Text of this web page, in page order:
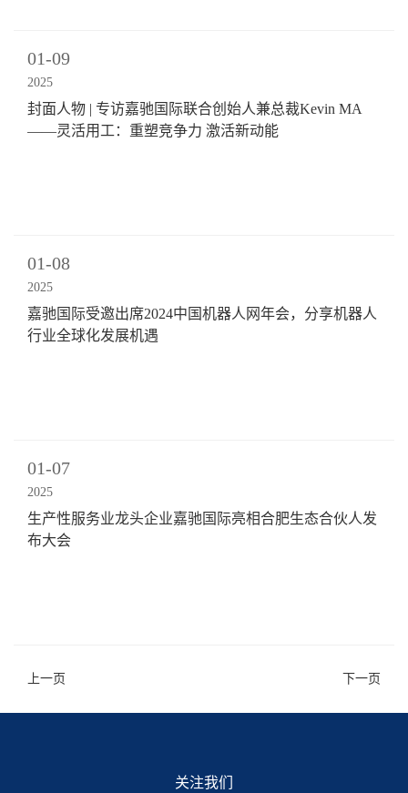
01-09
2025
封面人物 | 专访嘉驰国际联合创始人兼总裁Kevin MA
——灵活用工：重塑竞争力 激活新动能
01-08
2025
嘉驰国际受邀出席2024中国机器人网年会，分享机器人
行业全球化发展机遇
01-07
2025
生产性服务业龙头企业嘉驰国际亮相合肥生态合伙人发
布大会
上一页 下一页
关注我们